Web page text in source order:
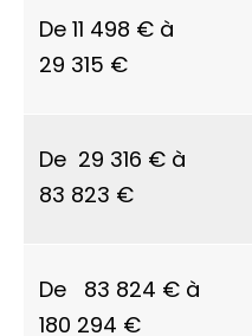
De 11 498 € à
29 315 €
De 29 316 € à
83 823 €
De 83 824 € à
180 294 €